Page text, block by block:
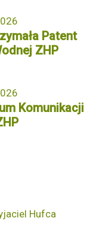
Patent
ZHP
Komunikacji